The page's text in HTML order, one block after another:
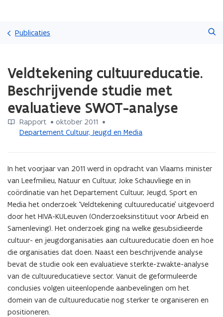
gaan
Publicaties
met
laden.
zich
op:
Veldtekening
met
evaluatieve
SWOT-
analyse
Veldtekening cultuureducatie.
Beschrijvende studie met
evaluatieve SWOT-analyse
Rapport • oktober 2011 •
Departement Cultuur, Jeugd en Media
In het voorjaar van 2011 werd in opdracht van Vlaams minister
van Leefmilieu, Natuur en Cultuur, Joke Schauvliege en in
coördinatie van het Departement Cultuur, Jeugd, Sport en
Media het onderzoek ‘Veldtekening cultuureducatie’ uitgevoerd
door het HIVA-KULeuven (Onderzoeksinstituut voor Arbeid en
Samenleving). Het onderzoek ging na welke gesubsidieerde
cultuur- en jeugdorganisaties aan cultuureducatie doen en hoe
die organisaties dat doen. Naast een beschrijvende analyse
bevat de studie ook een evaluatieve sterkte-zwakte-analyse
van de cultuureducatieve sector. Vanuit de geformuleerde
conclusies volgen uiteenlopende aanbevelingen om het
domein van de cultuureducatie nog sterker te organiseren en
positioneren.